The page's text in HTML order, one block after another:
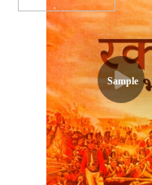
Sample